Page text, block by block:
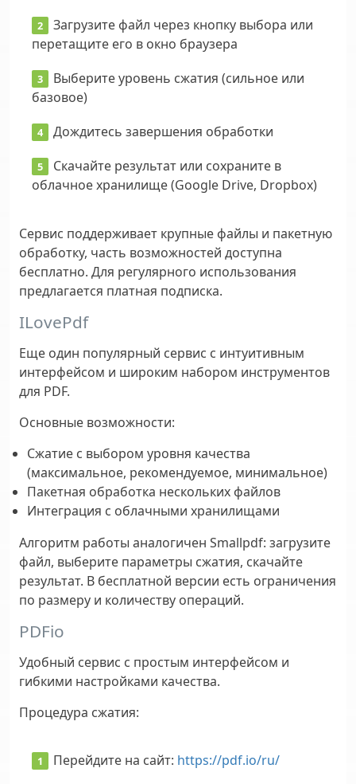
Загрузите файл через кнопку выбора или
перетащите его в окно браузера
Выберите уровень сжатия (сильное или
базовое)
Дождитесь завершения обработки
Скачайте результат или сохраните в
облачное хранилище (Google Drive, Dropbox)
Сервис поддерживает крупные файлы и пакетную
обработку, часть возможностей доступна
бесплатно. Для регулярного использования
предлагается платная подписка.
ILovePdf
Еще один популярный сервис с интуитивным
интерфейсом и широким набором инструментов
для PDF.
Основные возможности:
Сжатие с выбором уровня качества
(максимальное, рекомендуемое, минимальное)
Пакетная обработка нескольких файлов
Интеграция с облачными хранилищами
Алгоритм работы аналогичен Smallpdf: загрузите
файл, выберите параметры сжатия, скачайте
результат. В бесплатной версии есть ограничения
по размеру и количеству операций.
PDFio
Удобный сервис с простым интерфейсом и
гибкими настройками качества.
Процедура сжатия:
Перейдите на сайт: https://pdf.io/ru/